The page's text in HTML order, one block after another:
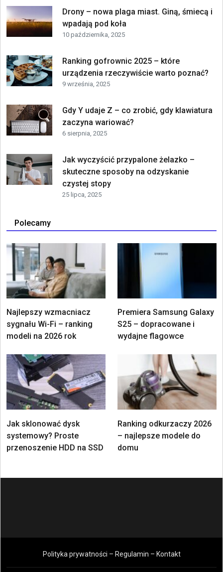
Drony – nowa plaga miast. Giną, śmiecą i
wpadają pod koła
10 października, 2025
Ranking gofrownic 2025 – które
urządzenia rzeczywiście warto poznać?
9 września, 2025
Gdy Y udaje Z – co zrobić, gdy klawiatura
zaczyna wariować?
6 sierpnia, 2025
Jak wyczyścić przypalone żelazko –
skuteczne sposoby na odzyskanie
czystej stopy
25 lipca, 2025
Polecamy
Najlepszy wzmacniacz
sygnału Wi-Fi – ranking
modeli na 2026 rok
Premiera Samsung Galaxy
S25 – dopracowane i
wydajne flagowce
Jak sklonować dysk
systemowy? Proste
przenoszenie HDD na SSD
Ranking odkurzaczy 2026
– najlepsze modele do
domu
Polityka prywatności – Regulamin – Kontakt